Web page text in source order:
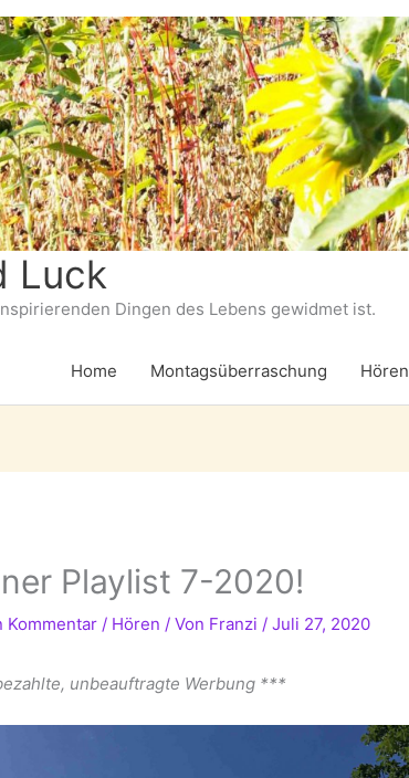
Luck
Dingen des Lebens gewidmet ist.
Home Montagsüberraschung Hören
Playlist 7-2020!
Kommentar / Hören / Von Franzi /Juli 27, 2020
unbeauftragte Werbung ***